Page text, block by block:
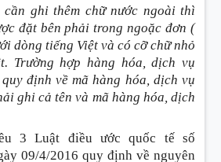
cần ghi thêm chữ nước ngoài thì
đặt bên phải trong ngoặc đơn (
dòng tiếng Việt và có cỡ chữ nhỏ
Trường hợp hàng hóa, dịch vụ
định về mã hàng hóa, dịch vụ
ghi cả tên và mã hàng hóa, dịch
3 Luật điều ước quốc tế số
09/4/2016 quy định về nguyên